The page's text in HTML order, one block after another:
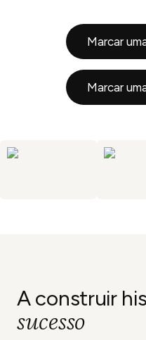
Experimente agora
Marcar
Marcar
A construir
sucesso